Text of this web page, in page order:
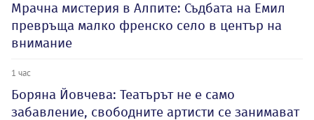
Мрачна мистерия в Алпите: Съдбата на Емил
превръща малко френско село в център на
внимание
1 час
Боряна Йовчева: Театърът не е само
забавление, свободните артисти се занимават